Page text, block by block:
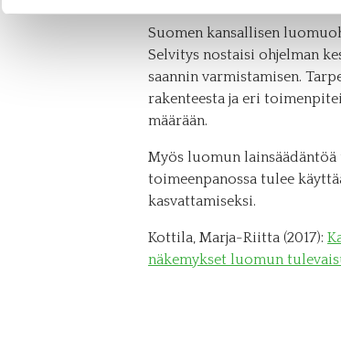
Suomen kansallisen
Selvitys nostaisi ohjelman
saannin varmistamisen.
rakenteesta ja eri
määrään.
Myös luomun
toimeenpanossa tulee
kasvattamiseksi.
Kottila, Marja-Riitta (2017):
näkemykset luomun